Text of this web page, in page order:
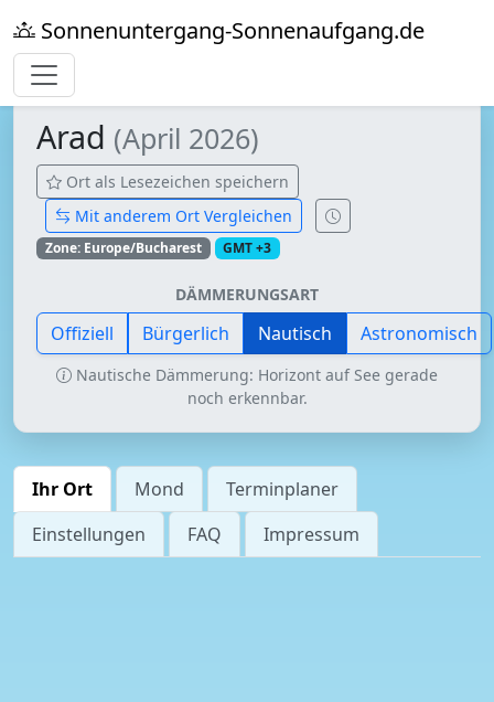
Sonnenuntergang-Sonnenaufgang.de
Arad (April 2026)
Ort als Lesezeichen speichern
Mit anderem Ort Vergleichen
Zone: Europe/Bucharest GMT +3
DÄMMERUNGSART
Offiziell Bürgerlich Nautisch Astronomisch
Nautische Dämmerung: Horizont auf See gerade
noch erkennbar.
Ihr Ort Mond
Terminplaner
Einstellungen
FAQ Impressum